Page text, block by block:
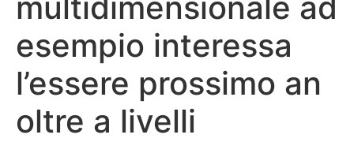
esempio interessa
l’essere prossimo an
oltre a livelli